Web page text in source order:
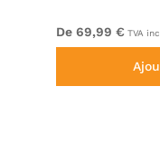
De 69,99 € TVA